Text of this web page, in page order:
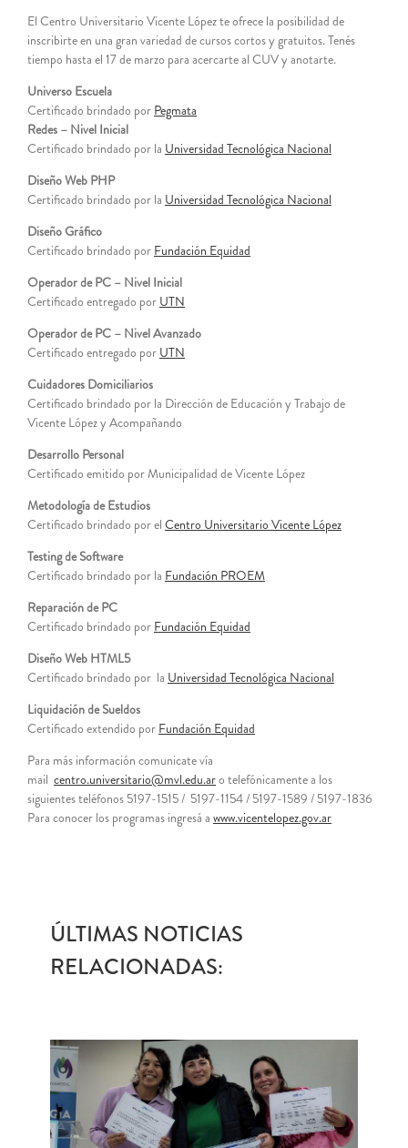
El Centro Universitario Vicente López te ofrece la posibilidad de
inscribirte en una gran variedad de cursos cortos y gratuitos. Tenés
tiempo hasta el 17 de marzo para acercarte al CUV y anotarte.
Universo Escuela
Certificado brindado por Pegmata
Redes – Nivel Inicial
Certificado brindado por la Universidad Tecnológica Nacional
Diseño Web PHP
Certificado brindado por la Universidad Tecnológica Nacional
Diseño Gráfico
Certificado brindado por Fundación Equidad
Operador de PC – Nivel Inicial
Certificado entregado por UTN
Operador de PC – Nivel Avanzado
Certificado entregado por UTN
Cuidadores Domiciliarios
Certificado brindado por la Dirección de Educación y Trabajo de
Vicente López y Acompañando
Desarrollo Personal
Certificado emitido por Municipalidad de Vicente López
Metodología de Estudios
Certificado brindado por el Centro Universitario Vicente López
Testing de Software
Certificado brindado por la Fundación PROEM
Reparación de PC
Certificado brindado por Fundación Equidad
Diseño Web HTML5
Certificado brindado por la Universidad Tecnológica Nacional
Liquidación de Sueldos
Certificado extendido por Fundación Equidad
Para más información comunicate vía
mail centro.universitario@mvl.edu.aro telefónicamente a los
siguientes teléfonos 5197-1515 / 5197-1154 / 5197-1589 / 5197-1836
Para conocer los programas ingresá a www.vicentelopez.gov.ar
ÚLTIMAS NOTICIAS
RELACIONADAS: